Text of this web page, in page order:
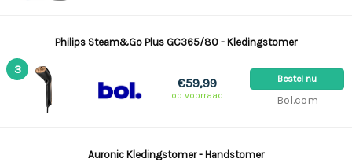
Philips Steam&Go Plus GC365/80 - Kledingstomer
3
€59,99
op voorraad
Bestel nu
Bol.com
Auronic Kledingstomer - Handstomer